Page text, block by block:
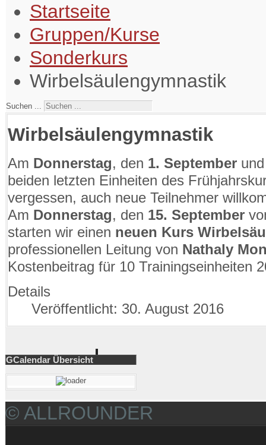
Startseite
Gruppen/Kurse
Sonderkurs
Wirbelsäulengymnastik
Suchen ...
Wirbelsäulengymnastik
Am Donnerstag, den 1. September
beiden letzten Einheiten des
vergessen, auch neue Teilnehmer
Am Donnerstag, den 15. September
starten wir einen neuen Kurs
professionellen Leitung von Nathaly
Kostenbeitrag für 10 Trainingseinheiten
Details
Veröffentlicht: 30. August 2016
GCalendar Übersicht
© ALLROUNDER